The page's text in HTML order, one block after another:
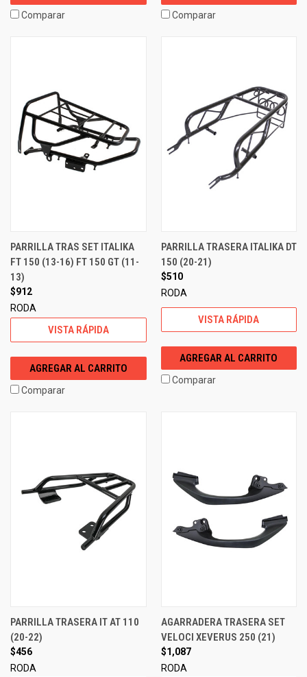
Comparar Comparar
PARRILLA TRAS SET ITALIKA
FT 150 (13-16) FT 150 GT (11-
13)
$912
RODA
VISTA RÁPIDA
AGREGAR AL CARRITO
Comparar
PARRILLA TRASERA ITALIKA DT
150 (20-21)
$510
RODA
VISTA RÁPIDA
AGREGAR AL CARRITO
Comparar
PARRILLA TRASERA IT AT 110
(20-22)
$456
RODA
AGARRADERA TRASERA SET
VELOCI XEVERUS 250 (21)
$1,087
RODA